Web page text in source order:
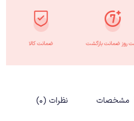
روز ضمانت بازگشت ضمانت کالا
مشخصات نظرات (۰)